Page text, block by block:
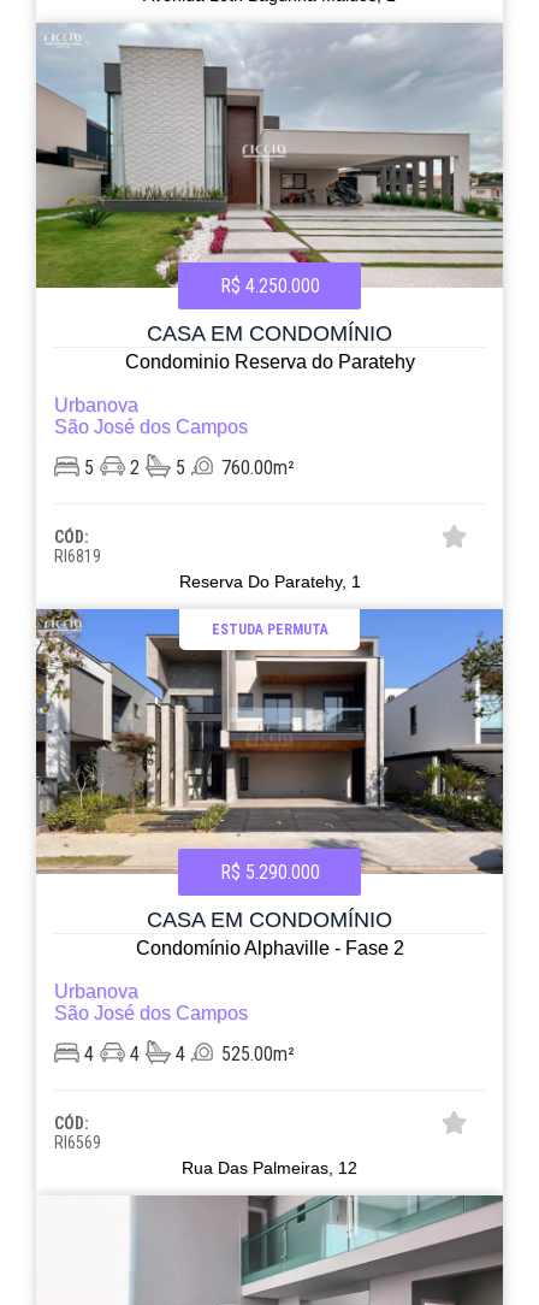
R$ 4.250.000
CASA EM CONDOMÍNIO
Condominio Reserva do Paratehy
Urbanova
São José dos Campos
5 2 5 760.00m²
CÓD:
RI6819
Reserva Do Paratehy, 1
ESTUDA PERMUTA
R$ 5.290.000
CASA EM CONDOMÍNIO
Condomínio Alphaville - Fase 2
Urbanova
São José dos Campos
4 4 4 525.00m²
CÓD:
RI6569
Rua Das Palmeiras, 12